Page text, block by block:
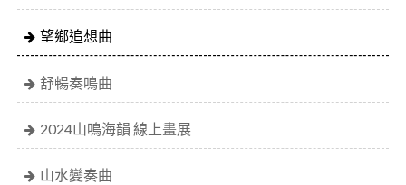
望鄉追想曲
舒暢奏鳴曲
2024山鳴海韻 線上畫展
山水變奏曲